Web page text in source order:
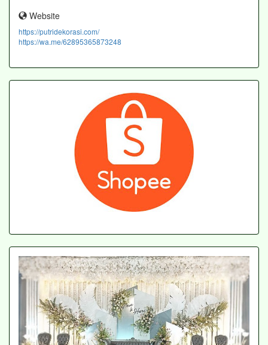
Website
https://putridekorasi.com/
https://wa.me/62895365873248